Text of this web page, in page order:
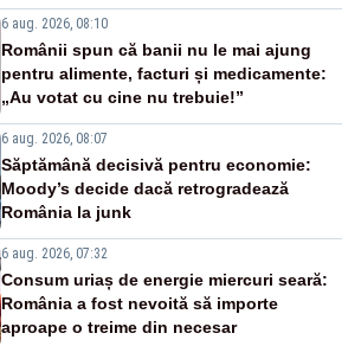
6 aug. 2026, 08:10
Românii spun că banii nu le mai ajung
pentru alimente, facturi și medicamente:
„Au votat cu cine nu trebuie!”
6 aug. 2026, 08:07
Săptămână decisivă pentru economie:
Moody’s decide dacă retrogradează
România la junk
6 aug. 2026, 07:32
Consum uriaș de energie miercuri seară:
România a fost nevoită să importe
aproape o treime din necesar